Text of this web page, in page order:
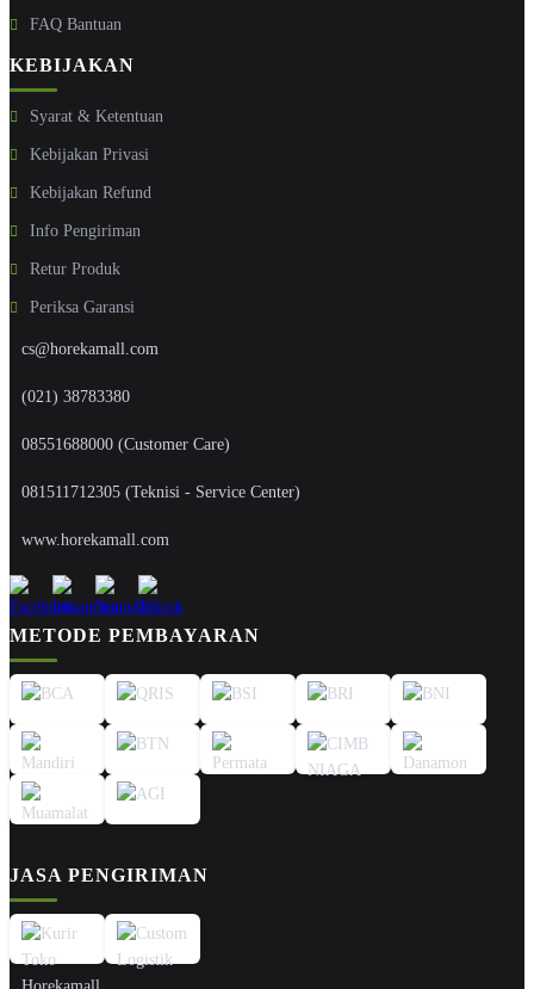
FAQ Bantuan
KEBIJAKAN
Syarat & Ketentuan
Kebijakan Privasi
Kebijakan Refund
Info Pengiriman
Retur Produk
Periksa Garansi
cs@horekamall.com
(021) 38783380
08551688000 (Customer Care)
081511712305 (Teknisi - Service Center)
www.horekamall.com
METODE PEMBAYARAN
JASA PENGIRIMAN